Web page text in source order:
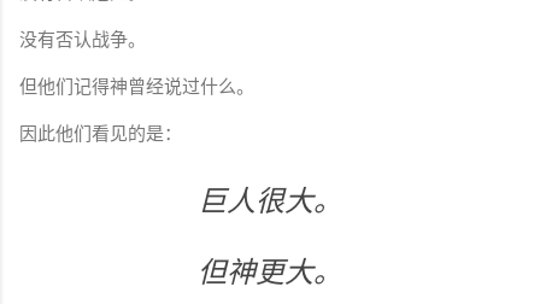
没有否认战争。
但他们记得神曾经说过什么。
因此他们看见的是：
巨人很大。
但神更大。